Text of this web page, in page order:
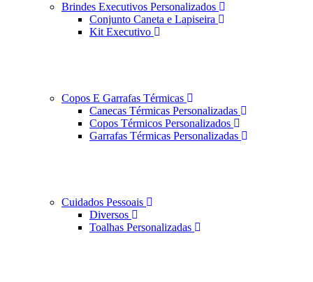
Brindes Executivos Personalizados
Conjunto Caneta e Lapiseira
Kit Executivo
Copos E Garrafas Térmicas
Canecas Térmicas Personalizadas
Copos Térmicos Personalizados
Garrafas Térmicas Personalizadas
Cuidados Pessoais
Diversos
Toalhas Personalizadas